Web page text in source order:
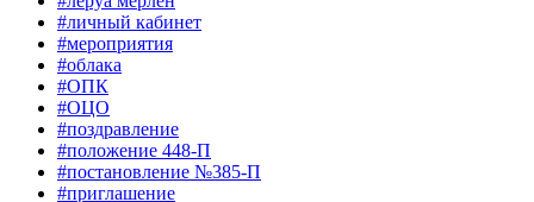
#личный кабинет
#мероприятия
#облака
#ОПК
#ОЦО
#поздравление
#положение 448-П
#постановление №385-П
#приглашение